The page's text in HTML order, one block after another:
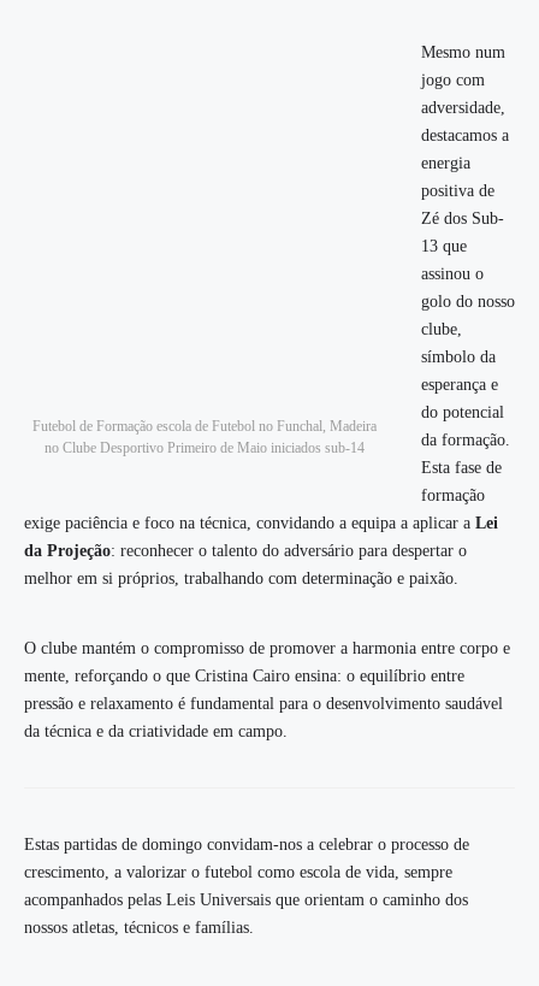
Futebol de Formação escola de Futebol no Funchal, Madeira
no Clube Desportivo Primeiro de Maio iniciados sub-14
Mesmo num
jogo com
adversidade,
destacamos a
energia
positiva de
Zé dos Sub-
13 que
assinou o
golo do nosso
clube,
símbolo da
esperança e
do potencial
da formação.
Esta fase de
formação
exige paciência e foco na técnica, convidando a equipa a aplicar a Lei
da Projeção: reconhecer o talento do adversário para despertar o
melhor em si próprios, trabalhando com determinação e paixão.
O clube mantém o compromisso de promover a harmonia entre corpo e
mente, reforçando o que Cristina Cairo ensina: o equilíbrio entre
pressão e relaxamento é fundamental para o desenvolvimento saudável
da técnica e da criatividade em campo.
Estas partidas de domingo convidam-nos a celebrar o processo de
crescimento, a valorizar o futebol como escola de vida, sempre
acompanhados pelas Leis Universais que orientam o caminho dos
nossos atletas, técnicos e famílias.